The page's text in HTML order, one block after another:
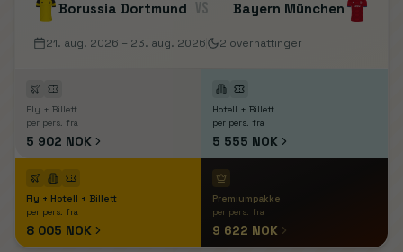
Borussia Dortmund VS Bayern München
21. aug. 2026 – 23. aug. 2026 2 overnattinger
Fly + Billett
per pers. fra
5 902 NOK
Hotell + Billett
per pers. fra
5 555 NOK
Fly + Hotell + Billett
per pers. fra
8 005 NOK
Premiumpakke
per pers. fra
9 622 NOK